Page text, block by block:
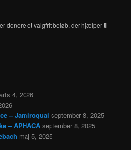
donere et valgfrit beløb, der hjælper til
4, 2026
– Jamiroquai september 8, 2025
– APHACA september 8, 2025
maj 5, 2025